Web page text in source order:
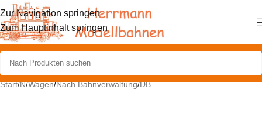
Zur Navigation springen
Zum Hauptinhalt springen
Start/N/Wagen/Nach Bahnverwaltung/DB